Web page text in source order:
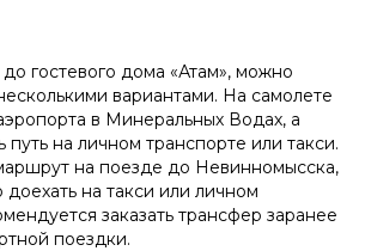
гостевого дома «Атам», можно
вариантами. На самолете
в Минеральных Водах, а
на личном транспорте или такси.
на поезде до Невинномысска,
на такси или личном
заказать трансфер заранее
поездки.